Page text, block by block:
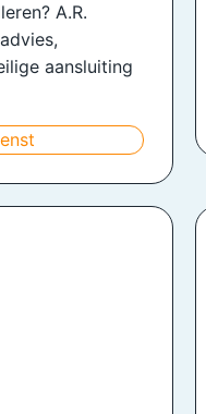
A.R.
aansluiting